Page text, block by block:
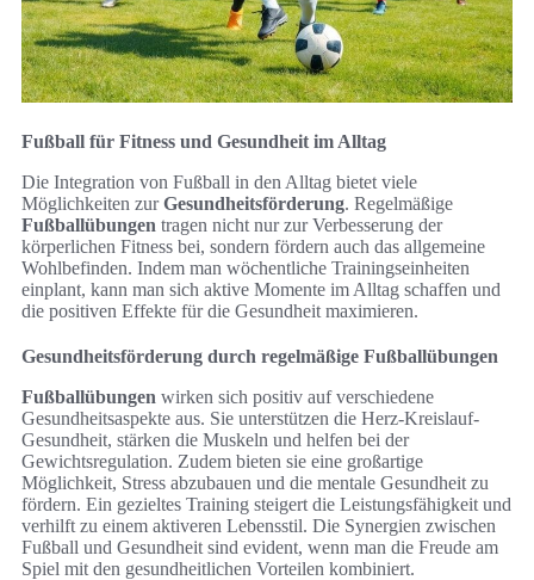
Fußball für Fitness und Gesundheit im Alltag
Die Integration von Fußball in den Alltag bietet viele
Möglichkeiten zurGesundheitsförderung. Regelmäßige
Fußballübungen tragen nicht nur zur Verbesserung der
körperlichen Fitness bei, sondern fördern auch das allgemeine
Wohlbefinden. Indem man wöchentliche Trainingseinheiten
einplant, kann man sich aktive Momente im Alltag schaffen und
die positiven Effekte für die Gesundheit maximieren.
Gesundheitsförderung durch regelmäßige Fußballübungen
Fußballübungen wirken sich positiv auf verschiedene
Gesundheitsaspekte aus. Sie unterstützen die Herz-Kreislauf-
Gesundheit, stärken die Muskeln und helfen bei der
Gewichtsregulation. Zudem bieten sie eine großartige
Möglichkeit, Stress abzubauen und die mentale Gesundheit zu
fördern. Ein gezieltes Training steigert die Leistungsfähigkeit und
verhilft zu einem aktiveren Lebensstil. Die Synergien zwischen
Fußball und Gesundheit sind evident, wenn man die Freude am
Spiel mit den gesundheitlichen Vorteilen kombiniert.